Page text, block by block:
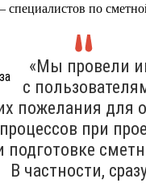
специалистов по
«Мы провели
с
пожелания для
процессов при
подготовке
В частности,